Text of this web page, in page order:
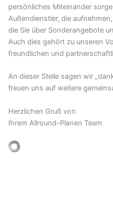
persönliches Miteinander
Außendienstler, die
die Sie über Sonderangebote
Auch dies gehört zu unseren
freundlichen und
An dieser Stelle sagen wir
freuen uns auf weitere
Herzlichen Gruß von
Ihrem Allround-Planen Team